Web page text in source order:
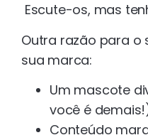
Escute-os, mas
Outra razão para o
sua marca:
Um mascote
você é
Conteúdo